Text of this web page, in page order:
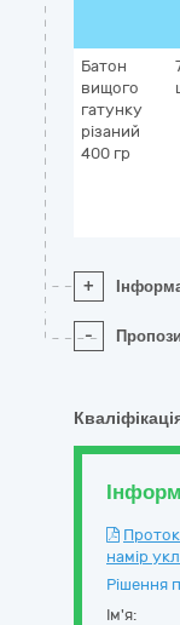
Батон
вищого
гатунку
різаний
400 гр
+
-
намір
Рішення
Ім'я: